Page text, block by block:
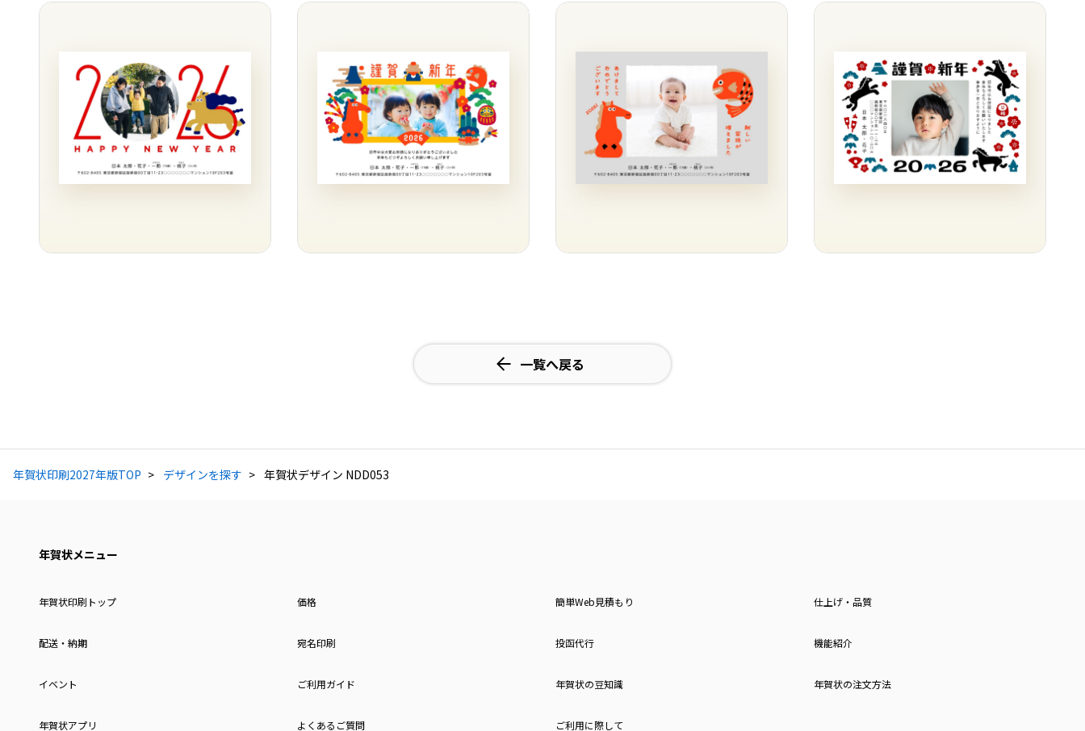
一覧へ戻る
年賀状印刷2027年版TOP デザインを探す 年賀状デザイン NDD053
年賀状メニュー
年賀状印刷トップ 価格 簡単Web見積もり 仕上げ・品質
配送・納期 宛名印刷 投函代行 機能紹介
イベント ご利用ガイド 年賀状の豆知識 年賀状の注文方法
年賀状アプリ よくあるご質問 ご利用に際して